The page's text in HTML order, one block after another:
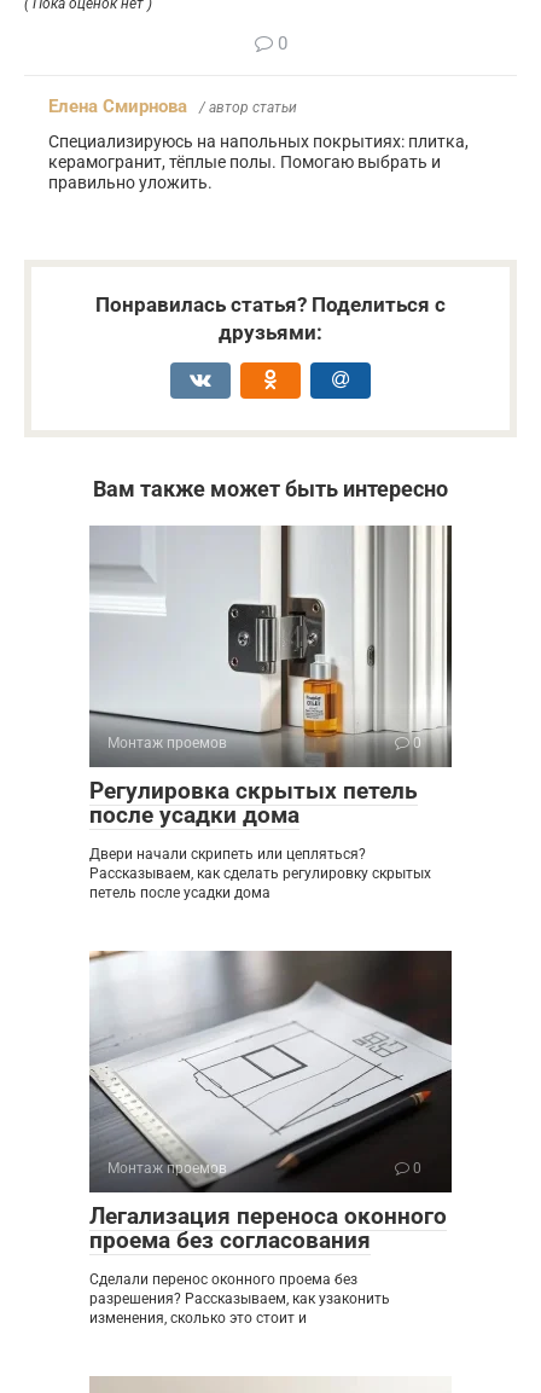
( Пока оценок нет )
0
Елена Смирнова / автор статьи
Специализируюсь на напольных покрытиях: плитка,
керамогранит, тёплые полы. Помогаю выбрать и
правильно уложить.
Понравилась статья? Поделиться с
друзьями:
Вам также может быть интересно
Монтаж проемов 0
Регулировка скрытых петель
после усадки дома
Двери начали скрипеть или цепляться?
Рассказываем, как сделать регулировку скрытых
петель после усадки дома
Монтаж проемов 0
Легализация переноса оконного
проема без согласования
Сделали перенос оконного проема без
разрешения? Рассказываем, как узаконить
изменения, сколько это стоит и